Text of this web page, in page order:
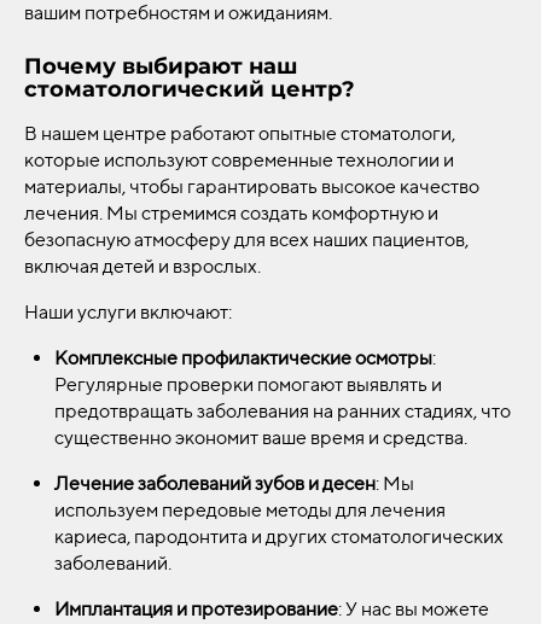
вашим потребностям и ожиданиям.
Почему выбирают наш
стоматологический центр?
В нашем центре работают опытные стоматологи,
которые используют современные технологии и
материалы, чтобы гарантировать высокое качество
лечения. Мы стремимся создать комфортную и
безопасную атмосферу для всех наших пациентов,
включая детей и взрослых.
Наши услуги включают:
Комплексные профилактические осмотры:
Регулярные проверки помогают выявлять и
предотвращать заболевания на ранних стадиях, что
существенно экономит ваше время и средства.
Лечение заболеваний зубов и десен: Мы
используем передовые методы для лечения
кариеса, пародонтита и других стоматологических
заболеваний.
Имплантация и протезирование: У нас вы можете